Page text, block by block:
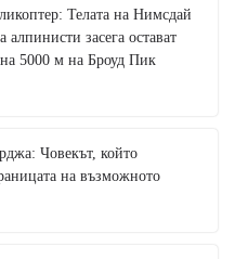
Телата на Нимсдай
засега остават
5000 м на Броуд Пик
Човекът, който
на възможното